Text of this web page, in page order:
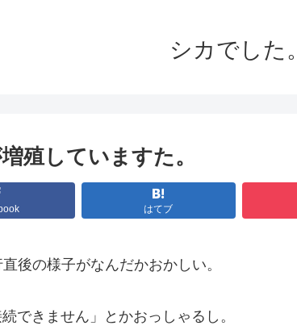
シカでした。
殖していますた。
はてブ
後の様子がなんだかおかしい。
できません」とかおっしゃるし。